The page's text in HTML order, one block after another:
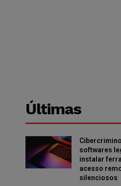
Últimas
softwares
instalar
acesso
silenciosos